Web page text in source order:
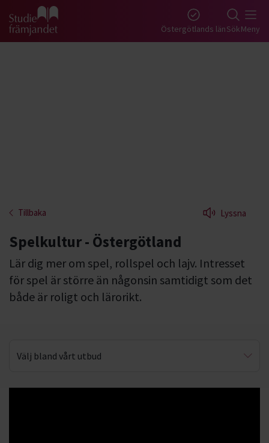
Gå till studiefrämjandets startsida Östergötlands länSökMeny
Tillbaka Lyssna
Spelkultur - Östergötland
Lär dig mer om spel, rollspel och lajv. Intresset
för spel är större än någonsin samtidigt som det
både är roligt och lärorikt.
Välj bland vårt utbud